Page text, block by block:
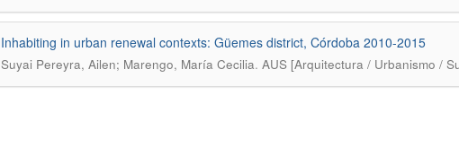
Inhabiting in urban renewal contexts: Güemes district, Córdoba 2010-2015
Suyai Pereyra, Ailen; Marengo, María Cecilia. AUS [Arquitectura / Urbanismo /